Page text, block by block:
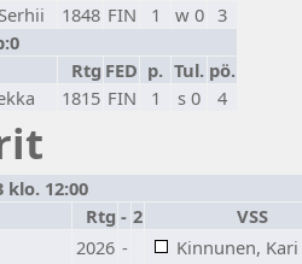
1848 FIN 1 w 0 3
Rtg FED p. Tul. pö.
1815 FIN 1 s 0 4
klo. 12:00
Rtg - 2
VSS
2026 -
Kinnunen, Kari